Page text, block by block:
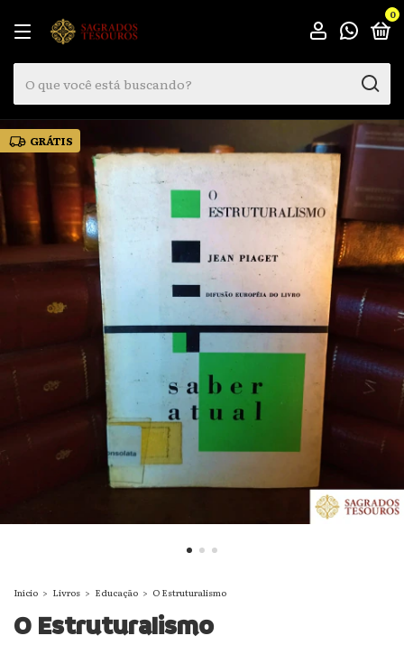
0
GRÁTIS
Início > Livros > Educação > O Estruturalismo
O Estruturalismo